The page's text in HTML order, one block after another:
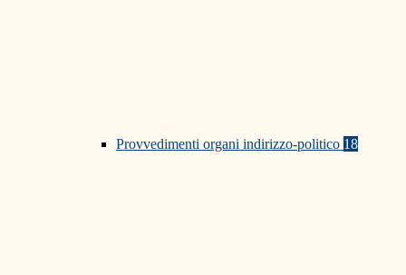
Provvedimenti organi indirizzo-politico 18